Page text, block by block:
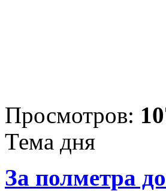
Просмотров:
Тема дня
За полметра